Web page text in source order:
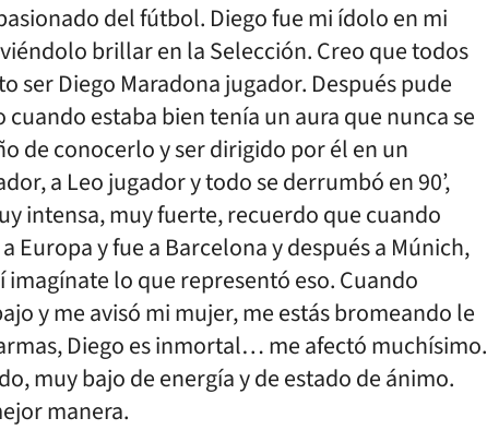
del fútbol. Diego fue mi ídolo en mi
brillar en la Selección. Creo que todos
ser Diego Maradona jugador. Después pude
estaba bien tenía un aura que nunca se
de conocerlo y ser dirigido por él en un
a Leo jugador y todo se derrumbó en 90’,
intensa, muy fuerte, recuerdo que cuando
Europa y fue a Barcelona y después a Múnich,
imagínate lo que representó eso. Cuando
y me avisó mi mujer, me estás bromeando le
Diego es inmortal… me afectó muchísimo.
muy bajo de energía y de estado de ánimo.
manera.